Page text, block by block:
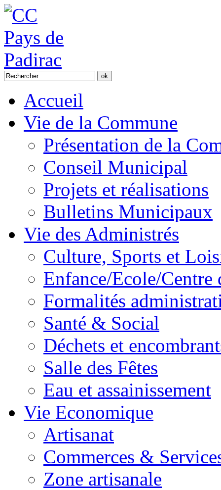
Accueil
Vie de la Commune
Présentation de la
Conseil Municipal
Projets et réalisations
Bulletins Municipaux
Vie des Administrés
Culture, Sports et
Enfance/Ecole/Centre
Formalités
Santé & Social
Déchets et
Salle des Fêtes
Eau et assainissement
Vie Economique
Artisanat
Commerces &
Zone artisanale